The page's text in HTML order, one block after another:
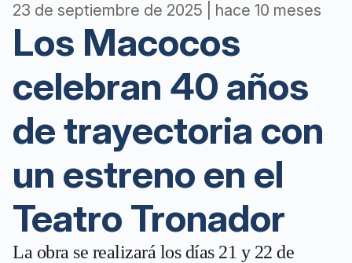
23 de septiembre de 2025 | hace 10 meses
Los Macocos
celebran 40 años
de trayectoria con
un estreno en el
Teatro Tronador
La obra se realizará los días 21 y 22 de